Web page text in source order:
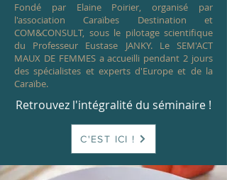
Fondé par Elaine Poirier, organisé par
l'association Caraïbes Destination et
COM&CONSULT, sous le pilotage scientifique
du Professeur Eustase JANKY. Le SEM'ACT
MAUX DE FEMMES a accueilli pendant 2 jours
des spécialistes et experts d'Europe et de la
Caraïbe.
Retrouvez l'intégralité du séminaire !
C'EST ICI !